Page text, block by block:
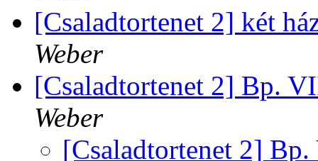
[Csaladtortenet 2] két
Weber
[Csaladtortenet 2] Bp.
Weber
[Csaladtortenet 2]